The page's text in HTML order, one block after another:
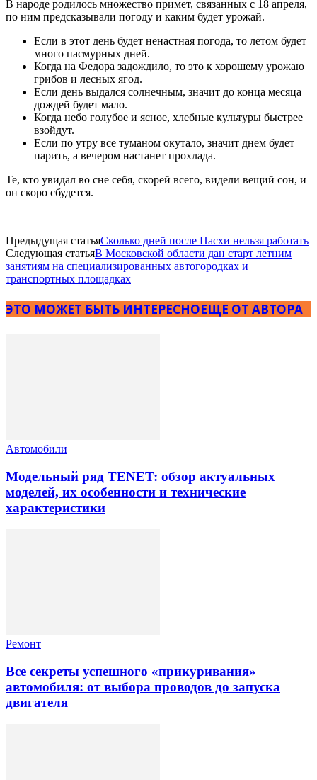
В народе родилось множество примет, связанных с 18 апреля,
по ним предсказывали погоду и каким будет урожай.
Если в этот день будет ненастная погода, то летом будет
много пасмурных дней.
Когда на Федора задождило, то это к хорошему урожаю
грибов и лесных ягод.
Если день выдался солнечным, значит до конца месяца
дождей будет мало.
Когда небо голубое и ясное, хлебные культуры быстрее
взойдут.
Если по утру все туманом окутало, значит днем будет
парить, а вечером настанет прохлада.
Те, кто увидал во сне себя, скорей всего, видели вещий сон, и
он скоро сбудется.
Предыдущая статьяСколько дней после Пасхи нельзя работать
Следующая статьяВ Московской области дан старт летним
занятиям на специализированных автогородках и
транспортных площадках
ЭТО МОЖЕТ БЫТЬ ИНТЕРЕСНОЕЩЕ ОТ АВТОРА
Автомобили
Модельный ряд TENET: обзор актуальных
моделей, их особенности и технические
характеристики
Ремонт
Все секреты успешного «прикуривания»
автомобиля: от выбора проводов до запуска
двигателя